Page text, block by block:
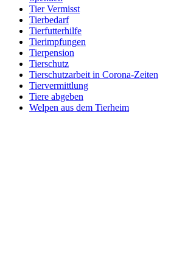
Tier Vermisst
Tierbedarf
Tierfutterhilfe
Tierimpfungen
Tierpension
Tierschutz
Tierschutzarbeit in Corona-Zeiten
Tiervermittlung
Tiere abgeben
Welpen aus dem Tierheim